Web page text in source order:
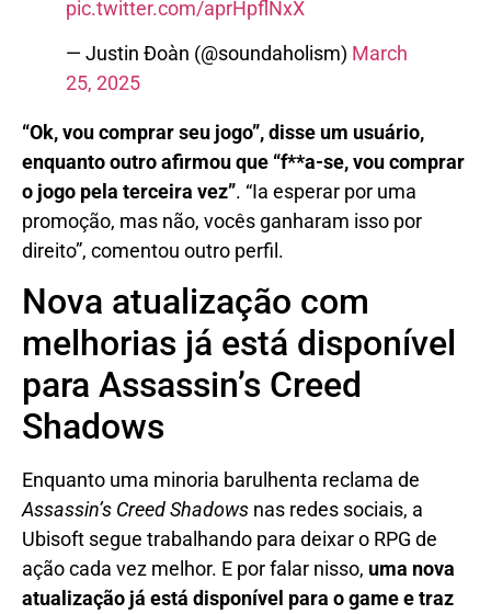
pic.twitter.com/aprHpflNxX
— Justin Ðoàn (@soundaholism) March
25, 2025
“Ok, vou comprar seu jogo”, disse um usuário,
enquanto outro afirmou que “f**a-se, vou comprar
o jogo pela terceira vez”. “Ia esperar por uma
promoção, mas não, vocês ganharam isso por
direito”, comentou outro perfil.
Nova atualização com
melhorias já está disponível
para Assassin’s Creed
Shadows
Enquanto uma minoria barulhenta reclama de
Assassin’s Creed Shadows nas redes sociais, a
Ubisoft segue trabalhando para deixar o RPG de
ação cada vez melhor. E por falar nisso, uma nova
atualização já está disponível para o game e traz